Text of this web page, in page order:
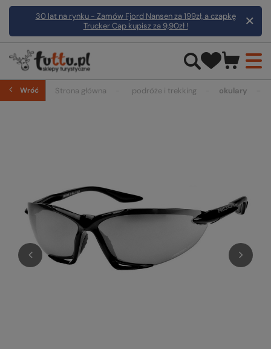
30 lat na rynku - Zamów Fjord Nansen za 199zł, a czapkę
Trucker Cap kupisz za 9,90zł !
Wróć Strona główna podróże i trekking okulary